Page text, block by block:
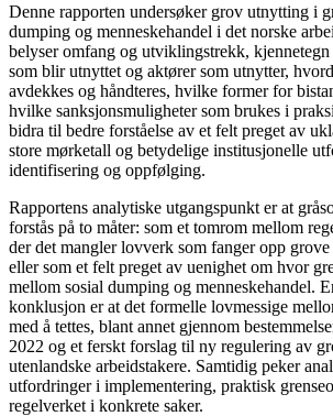
Denne rapporten undersøker grov utnytting i
dumping og menneskehandel i det norske
belyser omfang og utviklingstrekk, kjennetegn
som blir utnyttet og aktører som utnytter,
avdekkes og håndteres, hvilke former for
hvilke sanksjonsmuligheter som brukes i
bidra til bedre forståelse av et felt preget av
store mørketall og betydelige institusjonelle
identifisering og oppfølging.
Rapportens analytiske utgangspunkt er at
forstås på to måter: som et tomrom mellom
der det mangler lovverk som fanger opp
eller som et felt preget av uenighet om hvor
mellom sosial dumping og menneskehandel.
konklusjon er at det formelle lovmessige
med å tettes, blant annet gjennom
2022 og et ferskt forslag til ny regulering av
utenlandske arbeidstakere. Samtidig peker
utfordringer i implementering, praktisk
regelverket i konkrete saker.